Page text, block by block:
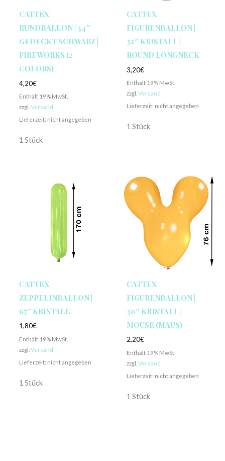
CATTEX
RUNDBALLON | 34″
GEDECKT SCHWARZ |
FIREWORKS (2
COLORS)
4,20€
Enthält 19% MwSt.
zzgl. Versand
Lieferzeit: nicht angegeben
1 Stück
CATTEX
FIGURENBALLON |
32″ KRISTALL |
ROUND LONGNECK
3,20€
Enthält 19% MwSt.
zzgl. Versand
Lieferzeit: nicht angegeben
1 Stück
CATTEX
ZEPPELINBALLON |
67″ KRISTALL
1,80€
Enthält 19% MwSt.
zzgl. Versand
Lieferzeit: nicht angegeben
1 Stück
CATTEX
FIGURENBALLON |
30″ KRISTALL |
MOUSE (MAUS)
2,20€
Enthält 19% MwSt.
zzgl. Versand
Lieferzeit: nicht angegeben
1 Stück